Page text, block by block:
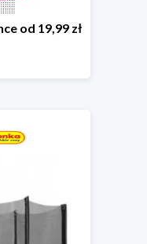
od 19,99 zł